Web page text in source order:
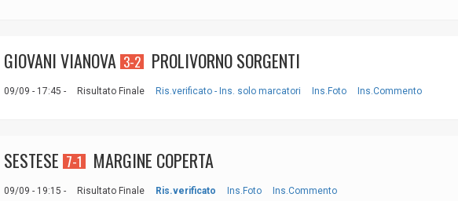
GIOVANI VIANOVA 3-2 PROLIVORNO SORGENTI
09/09 - 17:45 - Risultato Finale Ris.verificato - Ins. solo marcatori Ins.Foto Ins.Commento
SESTESE 7-1 MARGINE COPERTA
09/09 - 19:15 - Risultato Finale Ris.verificato Ins.Foto Ins.Commento